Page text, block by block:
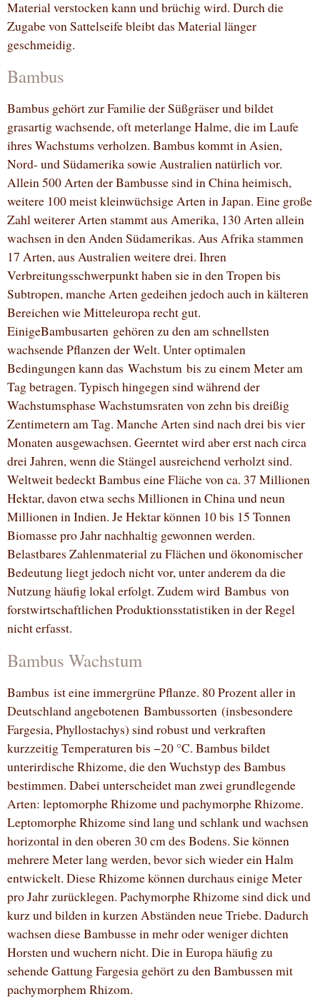
Material verstocken kann und brüchig wird. Durch die
Zugabe von Sattelseife bleibt das Material länger
geschmeidig.
Bambus
Bambus gehört zur Familie der Süßgräser und bildet
grasartig wachsende, oft meterlange Halme, die im Laufe
ihres Wachstums verholzen. Bambus kommt in Asien,
Nord- und Südamerika sowie Australien natürlich vor.
Allein 500 Arten der Bambusse sind in China heimisch,
weitere 100 meist kleinwüchsige Arten in Japan. Eine große
Zahl weiterer Arten stammt aus Amerika, 130 Arten allein
wachsen in den Anden Südamerikas. Aus Afrika stammen
17 Arten, aus Australien weitere drei. Ihren
Verbreitungsschwerpunkt haben sie in den Tropen bis
Subtropen, manche Arten gedeihen jedoch auch in kälteren
Bereichen wie Mitteleuropa recht gut.
EinigeBambusarten gehören zu den am schnellsten
wachsende Pflanzen der Welt. Unter optimalen
Bedingungen kann das Wachstum bis zu einem Meter am
Tag betragen. Typisch hingegen sind während der
Wachstumsphase Wachstumsraten von zehn bis dreißig
Zentimetern am Tag. Manche Arten sind nach drei bis vier
Monaten ausgewachsen. Geerntet wird aber erst nach circa
drei Jahren, wenn die Stängel ausreichend verholzt sind.
Weltweit bedeckt Bambus eine Fläche von ca. 37 Millionen
Hektar, davon etwa sechs Millionen in China und neun
Millionen in Indien. Je Hektar können 10 bis 15 Tonnen
Biomasse pro Jahr nachhaltig gewonnen werden.
Belastbares Zahlenmaterial zu Flächen und ökonomischer
Bedeutung liegt jedoch nicht vor, unter anderem da die
Nutzung häufig lokal erfolgt. Zudem wird Bambus von
forstwirtschaftlichen Produktionsstatistiken in der Regel
nicht erfasst.
Bambus Wachstum
Bambus ist eine immergrüne Pflanze. 80 Prozent aller in
Deutschland angebotenen Bambussorten (insbesondere
Fargesia, Phyllostachys) sind robust und verkraften
kurzzeitig Temperaturen bis −20 °C. Bambus bildet
unterirdische Rhizome, die den Wuchstyp des Bambus
bestimmen. Dabei unterscheidet man zwei grundlegende
Arten: leptomorphe Rhizome und pachymorphe Rhizome.
Leptomorphe Rhizome sind lang und schlank und wachsen
horizontal in den oberen 30 cm des Bodens. Sie können
mehrere Meter lang werden, bevor sich wieder ein Halm
entwickelt. Diese Rhizome können durchaus einige Meter
pro Jahr zurücklegen. Pachymorphe Rhizome sind dick und
kurz und bilden in kurzen Abständen neue Triebe. Dadurch
wachsen diese Bambusse in mehr oder weniger dichten
Horsten und wuchern nicht. Die in Europa häufig zu
sehende Gattung Fargesia gehört zu den Bambussen mit
pachymorphem Rhizom.